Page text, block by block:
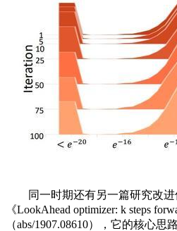
同一时期还有另一篇研究改进
《LookAhead optimizer: k steps
（abs/1907.08610），它的核心